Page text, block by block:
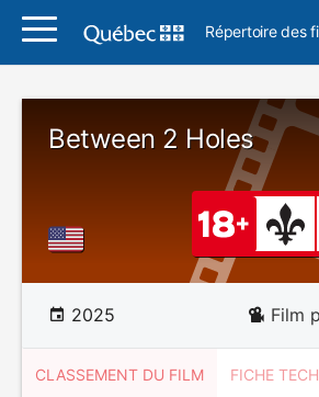
Répertoire des
Between 2 Holes
2025 Film
CLASSEMENT DU FILM FICHE